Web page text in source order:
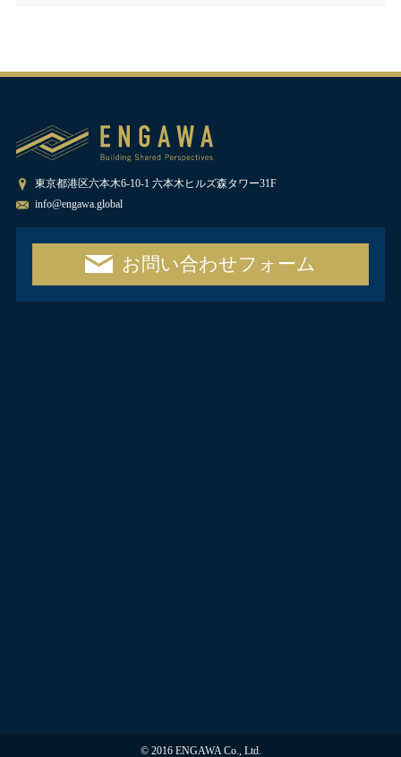
東京都港区六本木6-10-1 六本木ヒルズ森タワー31F
info@engawa.global
お問い合わせフォーム
© 2016 ENGAWA Co., Ltd.